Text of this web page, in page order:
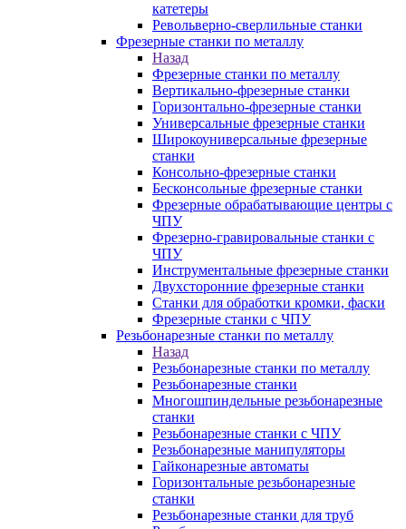
катетеры
Револьверно-сверлильные станки
Фрезерные станки по металлу
Назад
Фрезерные станки по металлу
Вертикально-фрезерные станки
Горизонтально-фрезерные станки
Универсальные фрезерные станки
Широкоуниверсальные фрезерные
станки
Консольно-фрезерные станки
Бесконсольные фрезерные станки
Фрезерные обрабатывающие центры с
ЧПУ
Фрезерно-гравировальные станки с
ЧПУ
Инструментальные фрезерные станки
Двухсторонние фрезерные станки
Станки для обработки кромки, фаски
Фрезерные станки с ЧПУ
Резьбонарезные станки по металлу
Назад
Резьбонарезные станки по металлу
Резьбонарезные станки
Многошпиндельные резьбонарезные
станки
Резьбонарезные станки с ЧПУ
Резьбонарезные манипуляторы
Гайконарезные автоматы
Горизонтальные резьбонарезные
станки
Резьбонарезные станки для труб